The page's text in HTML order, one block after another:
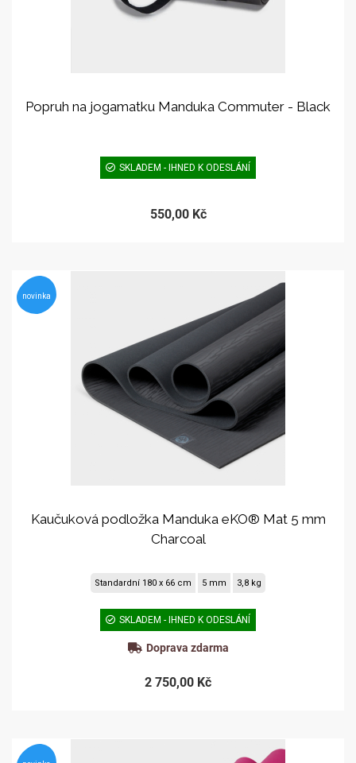
Popruh na jogamatku Manduka Commuter - Black
SKLADEM - IHNED K ODESLÁNÍ
550,00 Kč
novinka
Kaučuková podložka Manduka eKO® Mat 5 mm
Charcoal
Standardní 180 x 66 cm 5 mm 3,8 kg
SKLADEM - IHNED K ODESLÁNÍ
Doprava zdarma
2 750,00 Kč